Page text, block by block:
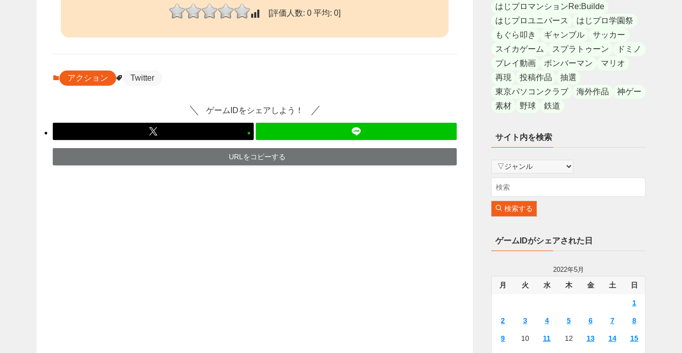
[評価人数: 0 平均: 0]
アクション Twitter
ゲームIDをシェアしよう！
URLをコピーする
はじプロマンションRe:Builde
はじプロユニバース
はじプロ学園祭
もぐら叩き
ギャンブル
サッカー
スイカゲーム
スプラトゥーン
ドミノ
プレイ動画
ボンバーマン
マリオ
再現
投稿作品
抽選
東京パソコンクラブ
海外作品
神ゲー
素材
野球 鉄道
サイト内を検索
検索する
ゲームIDがシェアされた日
2022年5月
月 火 水 木 金 土 日
1
2 3 4 5 6 7 8
9 10 11 12 13 14 15